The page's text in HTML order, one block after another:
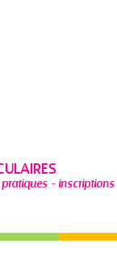
- inscriptions